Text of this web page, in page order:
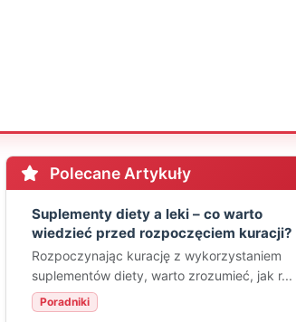
Polecane Artykuły
Suplementy diety a leki – co warto
wiedzieć przed rozpoczęciem kuracji?
Rozpoczynając kurację z wykorzystaniem
suplementów diety, warto zrozumieć, jak r...
Poradniki